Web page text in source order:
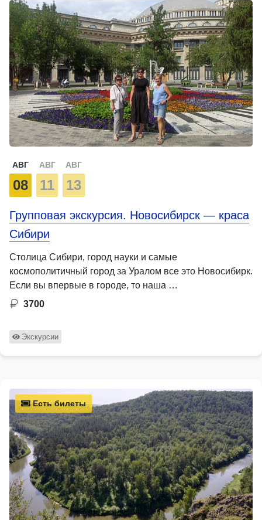
АВГ
08
АВГ
11
АВГ
13
Групповая экскурсия. Новосибирск — краса
Сибири
Столица Сибири, город науки и самые
космополитичный город за Уралом все это Новосибирк.
Если вы впервые в городе, то наша …
3700
Экскурсии
Есть билеты